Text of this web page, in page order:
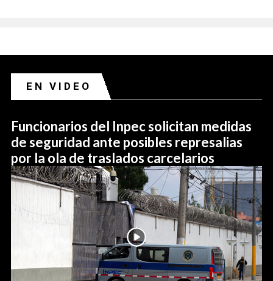
EN VIDEO
Funcionarios del Inpec solicitan medidas
de seguridad ante posibles represalias
por la ola de traslados carcelarios